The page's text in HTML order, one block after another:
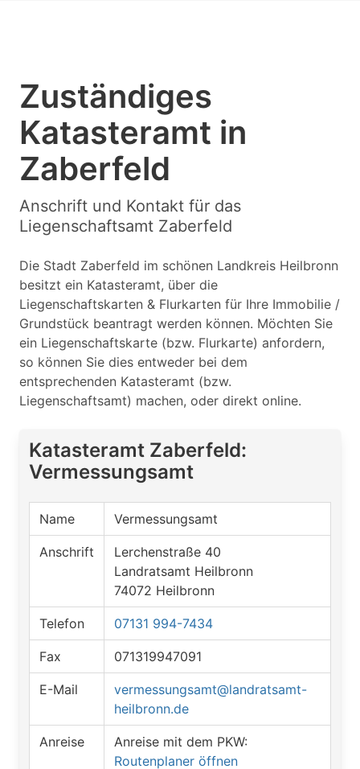
Zuständiges
Katasteramt in
Zaberfeld
Anschrift und Kontakt für das
Liegenschaftsamt Zaberfeld
Die Stadt Zaberfeld im schönen Landkreis Heilbronn
besitzt ein Katasteramt, über die
Liegenschaftskarten & Flurkarten für Ihre Immobilie /
Grundstück beantragt werden können. Möchten Sie
ein Liegenschaftskarte (bzw. Flurkarte) anfordern,
so können Sie dies entweder bei dem
entsprechenden Katasteramt (bzw.
Liegenschaftsamt) machen, oder direkt online.
Katasteramt Zaberfeld:
Vermessungsamt
Name Vermessungsamt
Anschrift
Lerchenstraße 40
Landratsamt Heilbronn
74072 Heilbronn
Telefon 07131 994-7434
Fax 071319947091
E-Mail
vermessungsamt@landratsamt-
heilbronn.de
Anreise
Anreise mit dem PKW:
Routenplaner öffnen